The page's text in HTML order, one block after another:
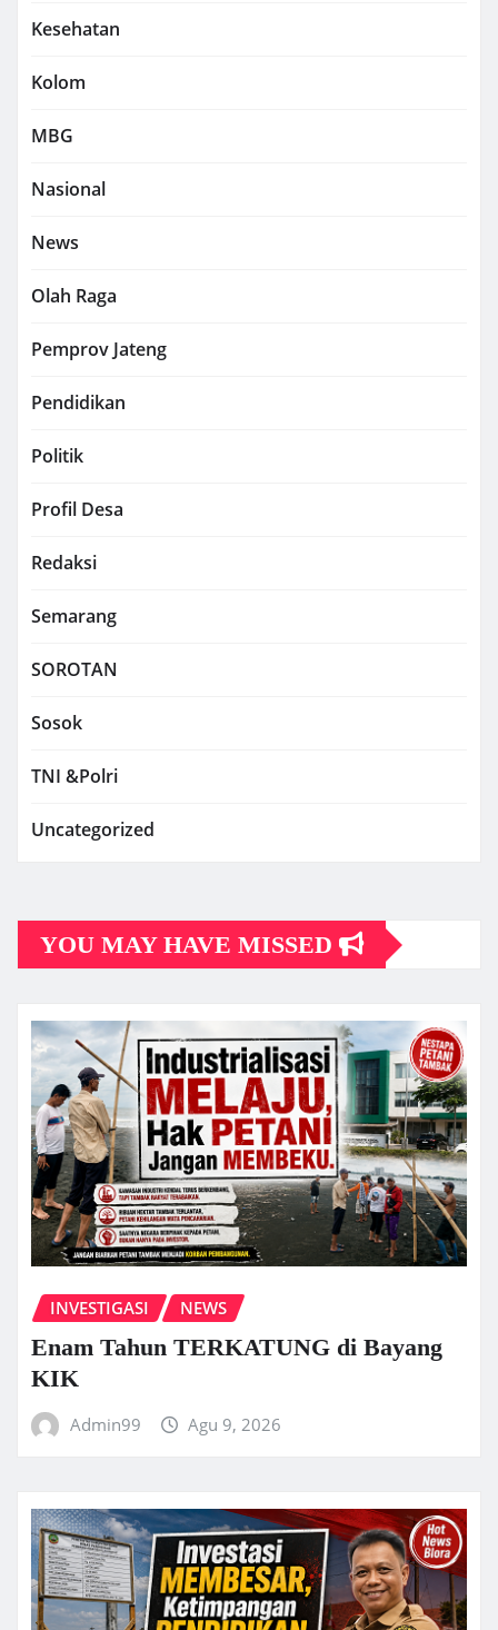
Kesehatan
Kolom
MBG
Nasional
News
Olah Raga
Pemprov Jateng
Pendidikan
Politik
Profil Desa
Redaksi
Semarang
SOROTAN
Sosok
TNI &Polri
Uncategorized
YOU MAY HAVE MISSED
INVESTIGASI NEWS
Enam Tahun TERKATUNG di Bayang
KIK
Admin99 Agu 9, 2026